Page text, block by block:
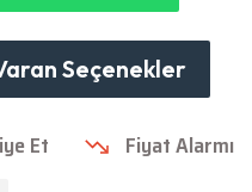
Seçenekler
Et Fiyat Alarmı